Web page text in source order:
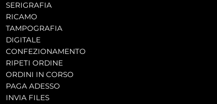
SERIGRAFIA
RICAMO
TAMPOGRAFIA
DIGITALE
CONFEZIONAMENTO
RIPETI ORDINE
ORDINI IN CORSO
PAGA ADESSO
INVIA FILES